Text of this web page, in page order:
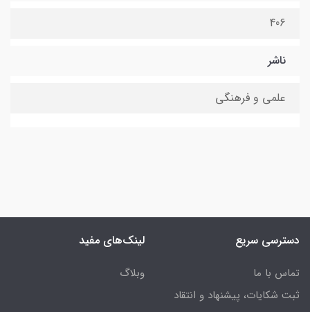
406
ناشر
علمی و فرهنگی
دسترسی سریع
تماس با ما
ثبت شکایات، پیشنهاد و انتقاد
لینک‌های مفید
وبلاگ